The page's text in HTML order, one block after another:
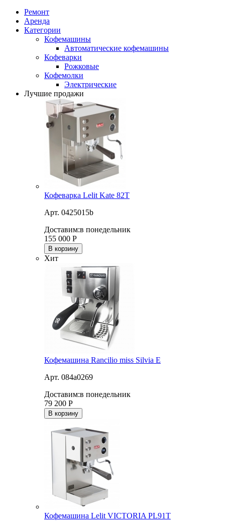
Ремонт
Аренда
Категории
Кофемашины
Автоматические кофемашины
Кофеварки
Рожковые
Кофемолки
Электрические
Лучшие продажи
Кофеварка Lelit Kate 82T
Арт. 0425015b
Доставим:в понедельник
155 000 Р
В корзину
Хит
Кофемашина Rancilio miss Silvia E
Арт. 084a0269
Доставим:в понедельник
79 200 Р
В корзину
Кофемашина Lelit VICTORIA PL91T